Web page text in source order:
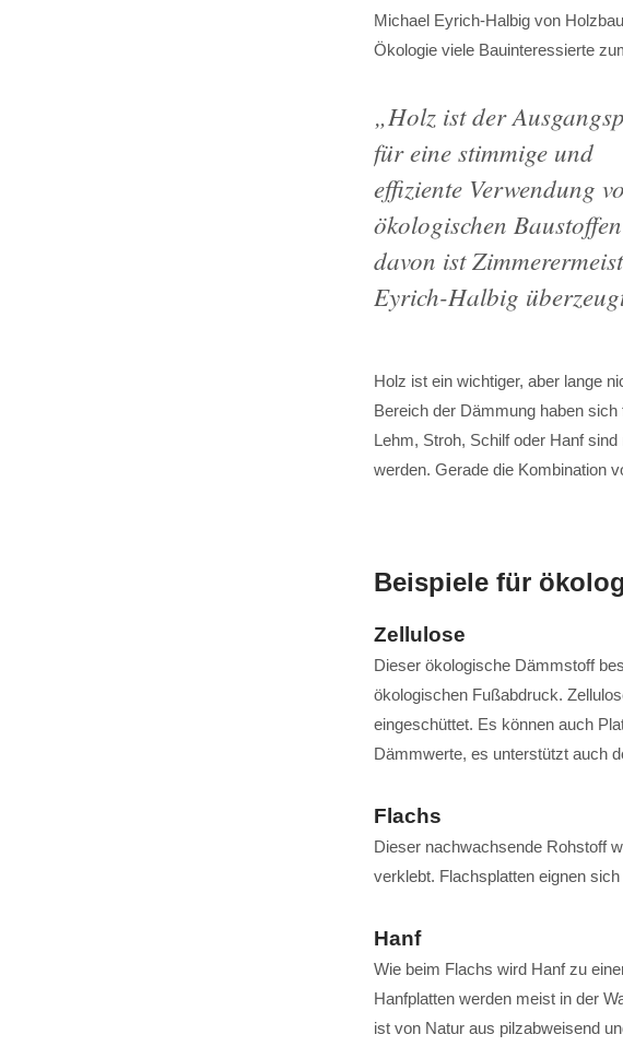
Michael Eyrich-Halbig von
Ökologie viele Bauinteressierte
„Holz ist der
für eine stimmige und
effiziente Verwendung
ökologischen Baustoffen
davon ist
Eyrich-Halbig
Holz ist ein wichtiger, aber lange
Bereich der Dämmung haben
Lehm, Stroh, Schilf oder Hanf
werden. Gerade die Kombination
Beispiele für
Zellulose
Dieser ökologische Dämmstoff
ökologischen Fußabdruck.
eingeschüttet. Es können auch
Dämmwerte, es unterstützt auch
Flachs
Dieser nachwachsende Rohstoff
verklebt. Flachsplatten eignen
Hanf
Wie beim Flachs wird Hanf zu
Hanfplatten werden meist in der
ist von Natur aus pilzabweisend